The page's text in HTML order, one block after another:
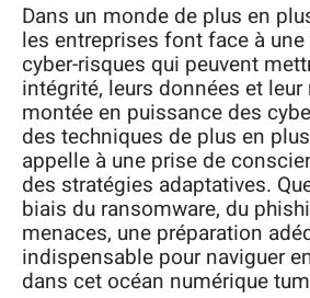
Dans un monde de plus en
les entreprises font face à
cyber-risques qui peuvent
intégrité, leurs données et
montée en puissance des
des techniques de plus en
appelle à une prise de
des stratégies adaptatives.
biais du ransomware, du
menaces, une préparation
indispensable pour naviguer
dans cet océan numérique